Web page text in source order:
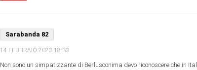
Sarabanda 82
14 FEBBRAIO 2023 18:33
Non sono un simpatizzante di Berlusconima devo riconoscere che in